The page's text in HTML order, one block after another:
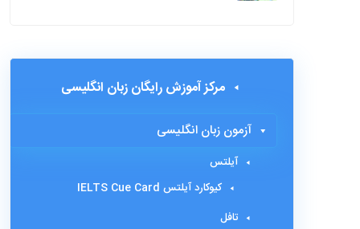
مرکز آموزش رایگان زبان انگلیسی
آزمون زبان انگلیسی
آیلتس
کیوکارد آیلتس IELTS Cue Card
تافل